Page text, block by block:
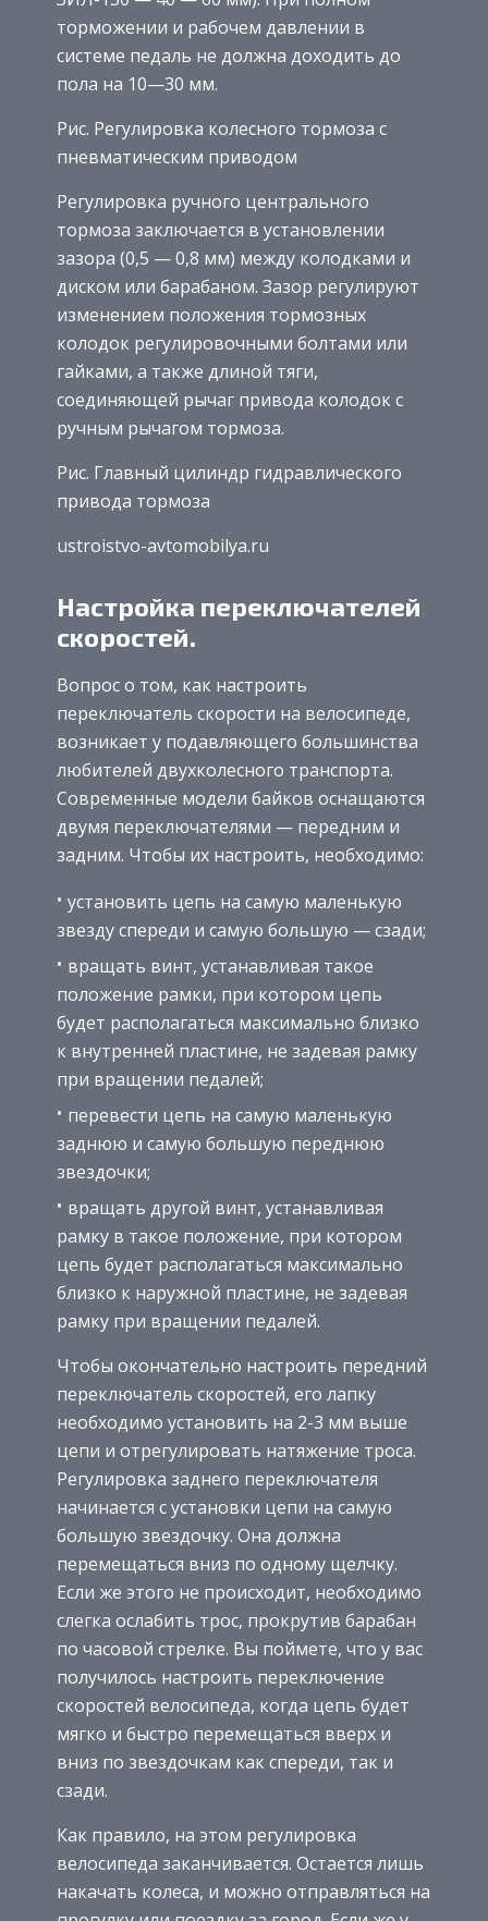
торможении и рабочем давлении в
системе педаль не должна доходить до
пола на 10—30 мм.
Рис. Регулировка колесного тормоза с
пневматическим приводом
Регулировка ручного центрального
тормоза заключается в установлении
зазора (0,5 — 0,8 мм) между колодками и
диском или барабаном. Зазор регулируют
изменением положения тормозных
колодок регулировочными болтами или
гайками, а также длиной тяги,
соединяющей рычаг привода колодок с
ручным рычагом тормоза.
Рис. Главный цилиндр гидравлического
привода тормоза
ustroistvo-avtomobilya.ru
Настройка переключателей
скоростей.
Вопрос о том, как настроить
переключатель скорости на велосипеде,
возникает у подавляющего большинства
любителей двухколесного транспорта.
Современные модели байков оснащаются
двумя переключателями — передним и
задним. Чтобы их настроить, необходимо:
установить цепь на самую маленькую
звезду спереди и самую большую — сзади;
вращать винт, устанавливая такое
положение рамки, при котором цепь
будет располагаться максимально близко
к внутренней пластине, не задевая рамку
при вращении педалей;
перевести цепь на самую маленькую
заднюю и самую большую переднюю
звездочки;
вращать другой винт, устанавливая
рамку в такое положение, при котором
цепь будет располагаться максимально
близко к наружной пластине, не задевая
рамку при вращении педалей.
Чтобы окончательно настроить передний
переключатель скоростей, его лапку
необходимо установить на 2-3 мм выше
цепи и отрегулировать натяжение троса.
Регулировка заднего переключателя
начинается с установки цепи на самую
большую звездочку. Она должна
перемещаться вниз по одному щелчку.
Если же этого не происходит, необходимо
слегка ослабить трос, прокрутив барабан
по часовой стрелке. Вы поймете, что у вас
получилось настроить переключение
скоростей велосипеда, когда цепь будет
мягко и быстро перемещаться вверх и
вниз по звездочкам как спереди, так и
сзади.
Как правило, на этом регулировка
велосипеда заканчивается. Остается лишь
накачать колеса, и можно отправляться на